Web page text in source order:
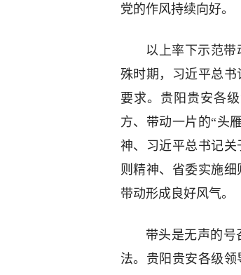
党的作风持续向好。
以上率下示范
殊时期，习近平总书
要求。贵阳贵安各
方、带动一片的“头
神、习近平总书记
则精神、省委实施
带动形成良好风气。
带头是无声的号
法。贵阳贵安各级